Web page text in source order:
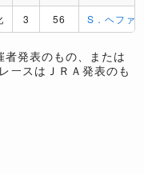
3 56 S．ヘファ
発表のもの、または
ースはＪＲＡ発表のも